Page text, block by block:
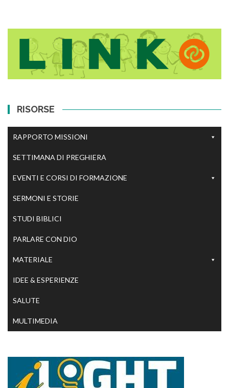
RISORSE
RAPPORTO MISSIONI
SETTIMANA DI PREGHIERA
EVENTI E CORSI DI FORMAZIONE
SERMONI E STORIE
STUDI BIBLICI
PARLARE CON DIO
MATERIALE
IDEE & ESPERIENZE
SALUTE
MULTIMEDIA